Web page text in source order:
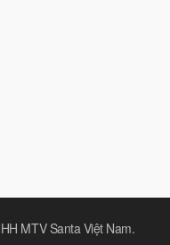
MTV Santa Việt Nam.